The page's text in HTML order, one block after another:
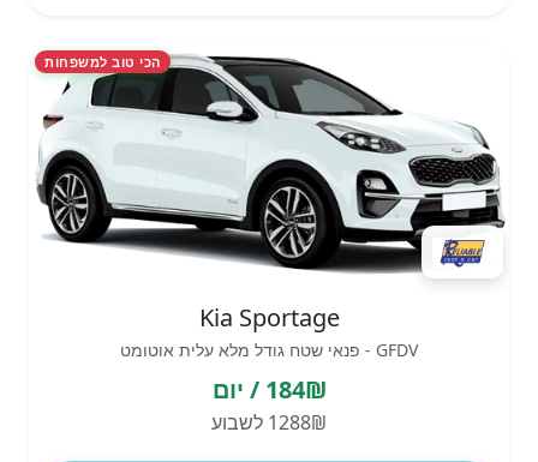
הכי טוב למשפחות
Kia Sportage
GFDV - פנאי שטח גודל מלא עלית אוטומט
184₪ / יום
1288₪ לשבוע